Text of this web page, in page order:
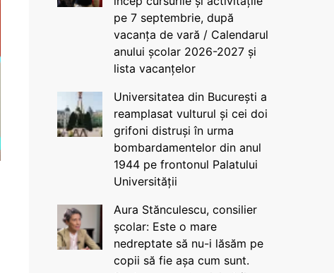
pe 7 septembrie, după
vacanța de vară / Calendarul
anului școlar 2026-2027 și
lista vacanțelor
Universitatea din București a
reamplasat vulturul și cei doi
grifoni distruși în urma
bombardamentelor din anul
1944 pe frontonul Palatului
Universității
Aura Stănculescu, consilier
școlar: Este o mare
nedreptate să nu-i lăsăm pe
copii să fie așa cum sunt.